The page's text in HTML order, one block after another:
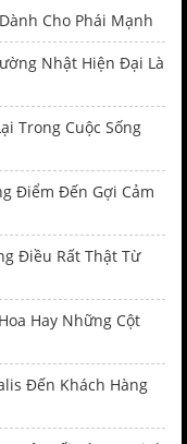
Cho Phái Mạnh
Nhật Hiện Đại Là
Trong Cuộc Sống
Điểm Đến Gợi Cảm
Điều Rất Thật Từ
Hay Những Cột
Đến Khách Hàng